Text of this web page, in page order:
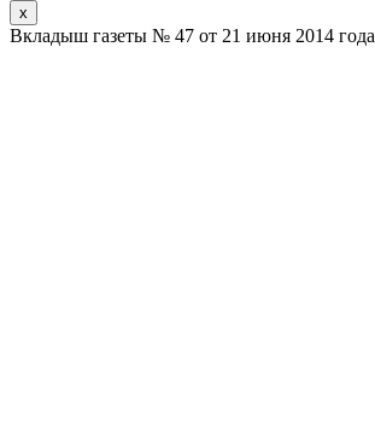
x
Вкладыш газеты № 47 от 21 июня 2014 года